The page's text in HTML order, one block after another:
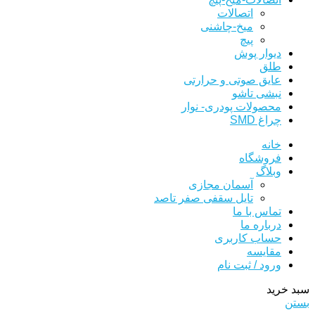
اتصالات
میخ-چاشنی
پیچ
دیوار پوش
طلق
عایق صوتی و حرارتی
نبشی تاشو
محصولات پودری- نوار
چراغ SMD
خانه
فروشگاه
وبلاگ
آسمان مجازی
تایل سقفی صفر تاصد
تماس با ما
درباره ما
حساب کاربری
مقایسه
ورود / ثبت نام
سبد خرید
بستن